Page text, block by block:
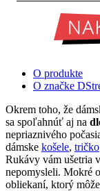
O produkte
O značke
Okrem toho, že
sa spoľahnúť aj na
nepriaznivého
dámske košele, tričko
Rukávy vám ušetria
nepomysleli. Mokré
obliekaní, ktorý